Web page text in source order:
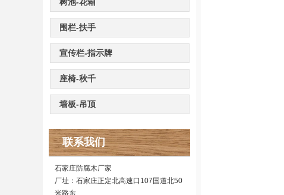
围栏-扶手
宣传栏-指示牌
座椅-秋千
墙板-吊顶
联系我们
石家庄防腐木厂家
厂址：石家庄正定北高速口107国道北50
米路东